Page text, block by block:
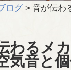
ログ > 音が伝わるメ
わるメ
気音と